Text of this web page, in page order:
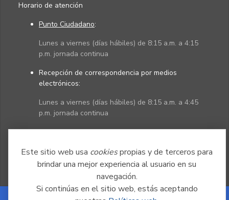
Este sitio web usa cookiespropias y de terceros para
brindar una mejor experiencia al usuario en su
navegación.
Si continúas en el sitio web, estás aceptando
Horario de atención
Punto Ciudadano:
Lunes a viernes (días hábiles) de 8:15 a.m. a 4:15
p.m. jornada continua
Recepción de correspondencia por medios
electrónicos:
Lunes a viernes (días hábiles) de 8:15 a.m. a 4:45
p.m. jornada continua